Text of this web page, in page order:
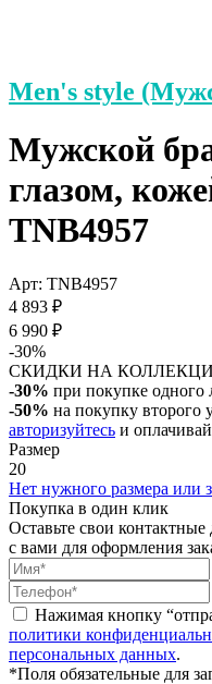
Men's style
Мужской
глазом,
TNB4957
Арт: TNB4957
4 893 ₽
6 990 ₽
-30%
СКИДКИ НА
-30% при покупке одного
-50% на покупку второго
авторизуйтесь и
Размер
20
Нет нужного размера или
Покупка в один клик
Оставьте свои
с вами для оформления
Нажимая кнопку
политики
персональных данных.
*Поля обязательные для